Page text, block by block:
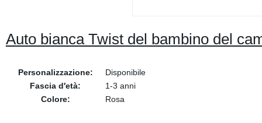
Auto bianca Twist del bambino del
Personalizzazione:
Disponibile
Fascia d′età:
1-3 anni
Colore:
Rosa